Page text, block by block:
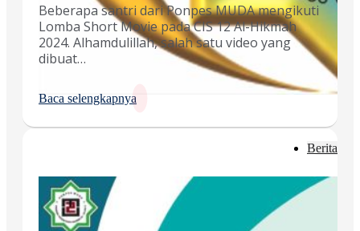
Beberapa santri dari Ponpes MUDA mengikuti
Lomba Short Movie pada CIS 12 Al-Hikmah
2024. Alhamdulillah, salah satu video yang
dibuat…
Baca selengkapnya
Berita